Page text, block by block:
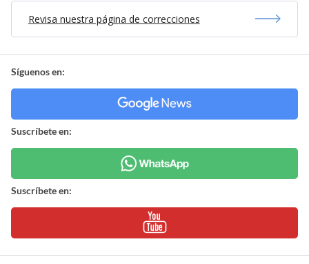
Revisa nuestra página de correcciones
Síguenos en:
Suscríbete en:
Suscríbete en: